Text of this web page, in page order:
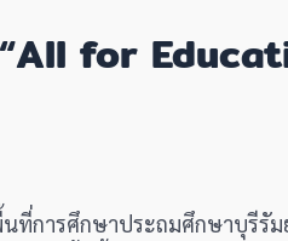
for
การศึกษาประถมศึกษาบุรีรั